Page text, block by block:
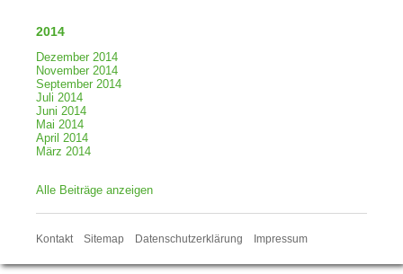
2014
Dezember 2014
November 2014
September 2014
Juli 2014
Juni 2014
Mai 2014
April 2014
März 2014
Alle Beiträge anzeigen
Kontakt Sitemap Datenschutzerklärung Impressum